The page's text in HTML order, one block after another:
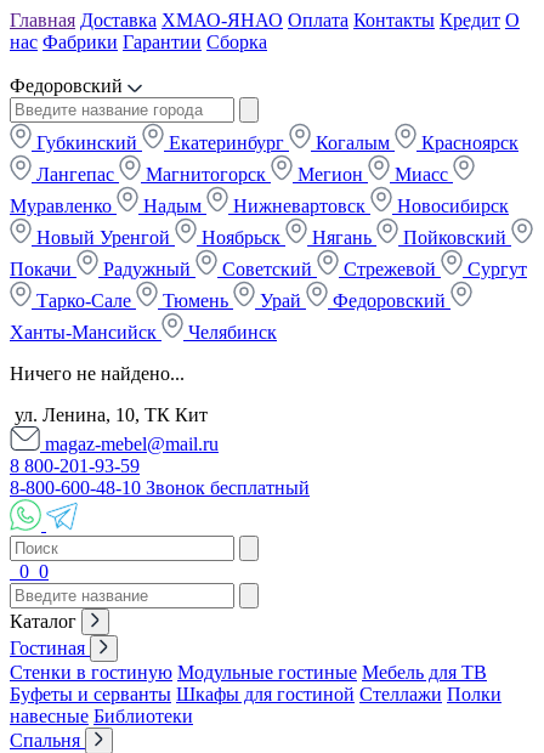
Главная Доставка ХМАО-ЯНАО Оплата Контакты Кредит О
нас Фабрики Гарантии Сборка
Федоровский
Губкинский Екатеринбург Когалым
Красноярск
Лангепас
Магнитогорск Мегион
Миасс
Муравленко
Надым Нижневартовск
Новосибирск
Новый Уренгой
Ноябрьск Нягань
Пойковский
Покачи
Радужный Советский Стрежевой
Сургут
Тарко-Сале
Тюмень Урай
Федоровский
Ханты-Мансийск
Челябинск
Ничего не найдено...
ул. Ленина, 10, ТК Кит
magaz-mebel@mail.ru
8 800-201-93-59
8-800-600-48-10 Звонок бесплатный
0 0
Каталог
Гостиная
Стенки в гостиную Модульные гостиные Мебель для ТВ
Буфеты и серванты Шкафы для гостиной Стеллажи Полки
навесные Библиотеки
Спальня